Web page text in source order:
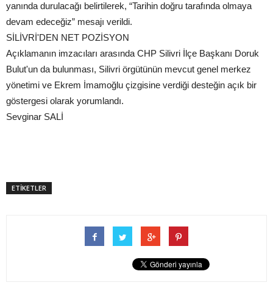
yanında durulacağı belirtilerek, “Tarihin doğru tarafında olmaya
devam edeceğiz” mesajı verildi.
SİLİVRİ'DEN NET POZİSYON
Açıklamanın imzacıları arasında CHP Silivri İlçe Başkanı Doruk
Bulut'un da bulunması, Silivri örgütünün mevcut genel merkez
yönetimi ve Ekrem İmamoğlu çizgisine verdiği desteğin açık bir
göstergesi olarak yorumlandı.
Sevginar SALİ
ETİKETLER